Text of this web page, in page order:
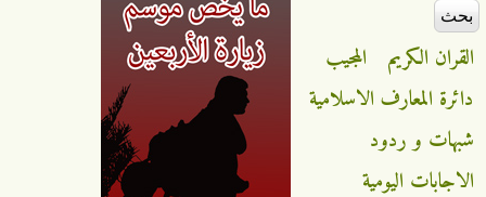
القران الكريم
المجيب
دائرة المعارف الاسلامية
شبهات و ردود
الاجابات اليومية